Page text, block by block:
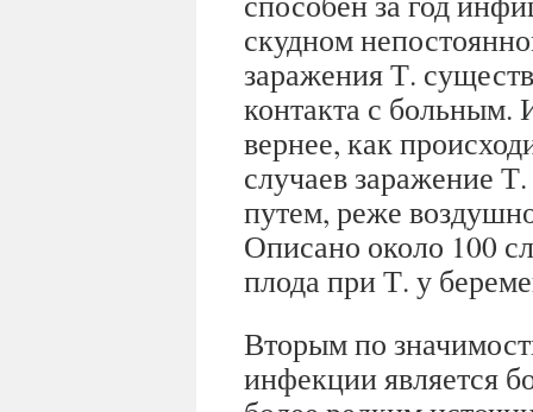
скудном
заражения Т.
контакта с больным.
вернее, как
случаев заражение
путем, реже
Описано около 100
плода при Т. у
Вторым по
инфекции является